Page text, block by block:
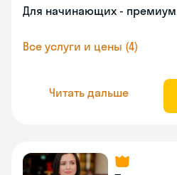
Для начинающих - премиум
Все услуги и цены (4)
Читать дальше